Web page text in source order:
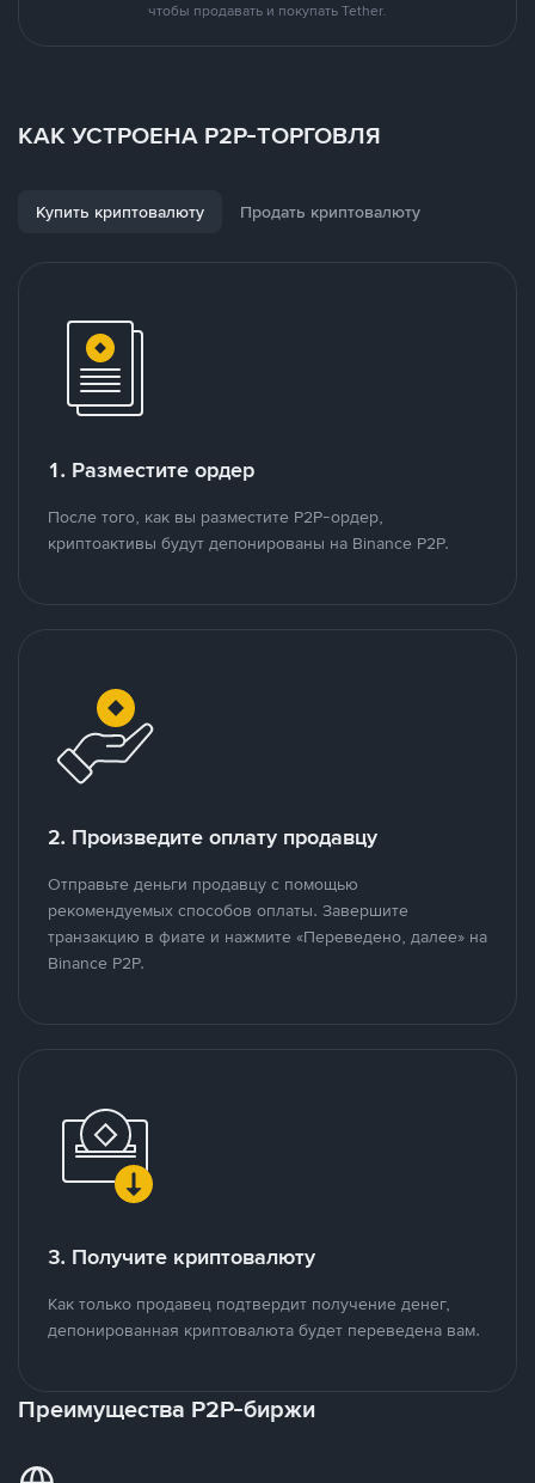
чтобы продавать и покупать Tether.
КАК УСТРОЕНА P2P-ТОРГОВЛЯ
Купить криптовалюту Продать криптовалюту
1. Разместите ордер
После того, как вы разместите P2P-ордер,
криптоактивы будут депонированы на Binance P2P.
2. Произведите оплату продавцу
Отправьте деньги продавцу с помощью
рекомендуемых способов оплаты. Завершите
транзакцию в фиате и нажмите «Переведено, далее» на
Binance P2P.
3. Получите криптовалюту
Как только продавец подтвердит получение денег,
депонированная криптовалюта будет переведена вам.
Преимущества P2P-биржи